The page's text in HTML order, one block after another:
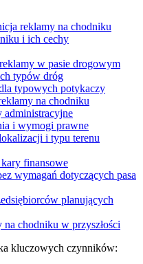
reklamy na chodniku
i ich cechy
w pasie drogowym
typów dróg
typowych potykaczy
na chodniku
administracyjne
i wymogi prawne
i typu terenu
finansowe
wymagań dotyczących pasa
planujących
chodniku w przyszłości
kluczowych czynników: